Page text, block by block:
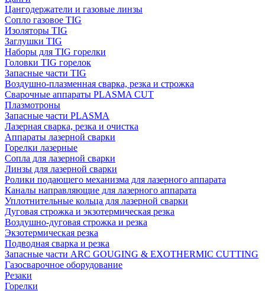
Цангодержатели и газовые линзы
Сопло газовое TIG
Изоляторы TIG
Заглушки TIG
Наборы для TIG горелки
Головки TIG горелок
Запасные части TIG
Воздушно-плазменная сварка, резка и строжка
Сварочные аппараты PLASMA CUT
Плазмотроны
Запасные части PLASMA
Лазерная сварка, резка и очистка
Аппараты лазерной сварки
Горелки лазерные
Сопла для лазерной сварки
Линзы для лазерной сварки
Ролики подающего механизма для лазерного аппарата
Каналы направляющие для лазерного аппарата
Уплотнительные кольца для лазерной сварки
Дуговая строжка и экзотермическая резка
Воздушно-дуговая строжка и резка
Экзотермическая резка
Подводная сварка и резка
Запасные части ARC GOUGING & EXOTHERMIC CUTTING
Газосварочное оборудование
Резаки
Горелки